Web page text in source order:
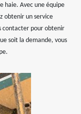
haie. Avec une équipe
obtenir un service
contacter pour obtenir
soit la demande, vous